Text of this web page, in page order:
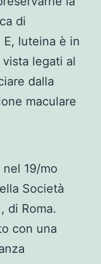
di
luteina è in
legati al
dalla
maculare
19/mo
Società
di Roma.
con una